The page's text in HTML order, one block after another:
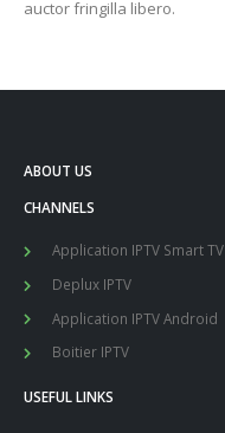
auctor fringilla libero.
ABOUT US
CHANNELS
Application IPTV Smart TV
Deplux IPTV
Application IPTV Android
Boitier IPTV
USEFUL LINKS